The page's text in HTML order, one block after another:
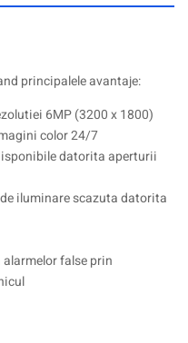
principalele avantaje:
6MP (3200 x 1800)
color 24/7
datorita aperturii
iluminare scazuta datorita
false prin